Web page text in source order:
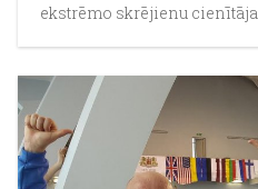
ekstrēmo skrējienu